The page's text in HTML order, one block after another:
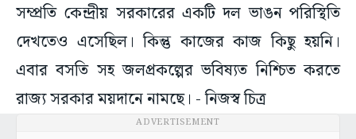
সম্প্রতি কেন্দ্রীয় সরকারের একটি দল ভাঙন পরিস্থিতি
দেখতেও এসেছিল। কিন্তু কাজের কাজ কিছু হয়নি।
এবার বসতি সহ জলপ্রকল্পের ভবিষ্যত নিশ্চিত করতে
রাজ্য সরকার ময়দানে নামছে। - নিজস্ব চিত্র
ADVERTISEMENT